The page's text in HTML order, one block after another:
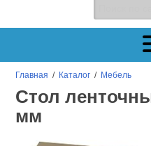
Главная / Каталог / Мебель
Стол
мм